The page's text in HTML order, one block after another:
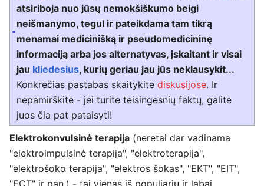
atsiriboja nuo jūsų nemokšiškumo beigi
neišmanymo, tegul ir pateikdama tam tikrą
menamai medicinišką ir pseudomedicininę
informaciją arba jos alternatyvas, įskaitant ir visai
jau kliedesius, kurių geriau jau jūs neklausykit...
Konkrečias pastabas skaitykitediskusijose. Ir
nepamirškite - jei turite teisingesnių faktų, galite
juos čia pat pataisyti!
Elektrokonvulsinė terapija (neretai dar vadinama
"elektroimpulsinė terapija", "elektroterapija",
"elektrošoko terapija", "elektros šokas", "EKT", "EIT",